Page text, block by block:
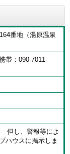
番地（湯原温泉
帯：090-7011-
但し、警報等によ
ハウスに掲示しま